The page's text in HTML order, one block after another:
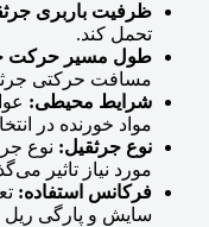
ظرفیت باربری
تحمل کند.
طول مسیر حرکت
مسافت حرکتی
شرایط محیطی:
مواد خورنده در
نوع جرثقیل: نوع
مورد نیاز تاثیر
فرکانس استفاده:
سایش و پارگی ریل